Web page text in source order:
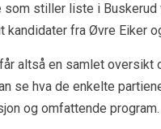
som stiller liste i
kandidater fra Øvre Eiker
altså en samlet
se hva de enkelte
og omfattende program.